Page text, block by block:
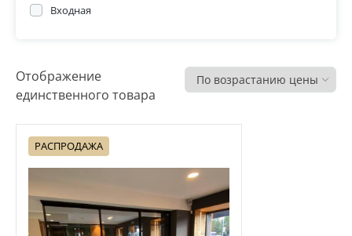
Входная
Отображение
единственного товара
РАСПРОДАЖА
Распродажа